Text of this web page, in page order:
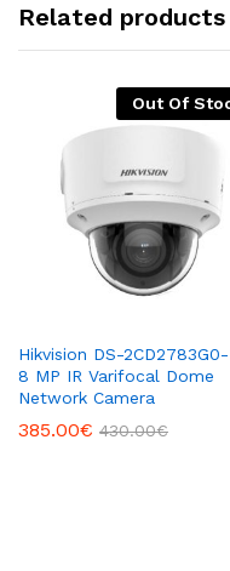
Related products
Out Of
Hikvision DS-
8 MP IR Varifocal Dome
Network Camera
385.00€ 430.00€